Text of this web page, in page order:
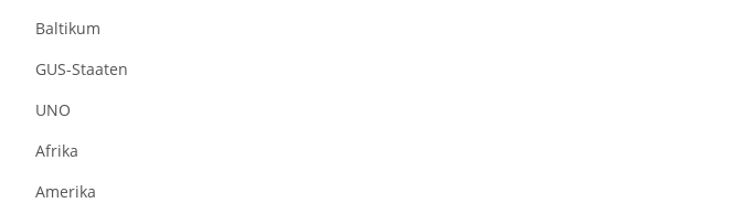
Baltikum
GUS-Staaten
UNO
Afrika
Amerika